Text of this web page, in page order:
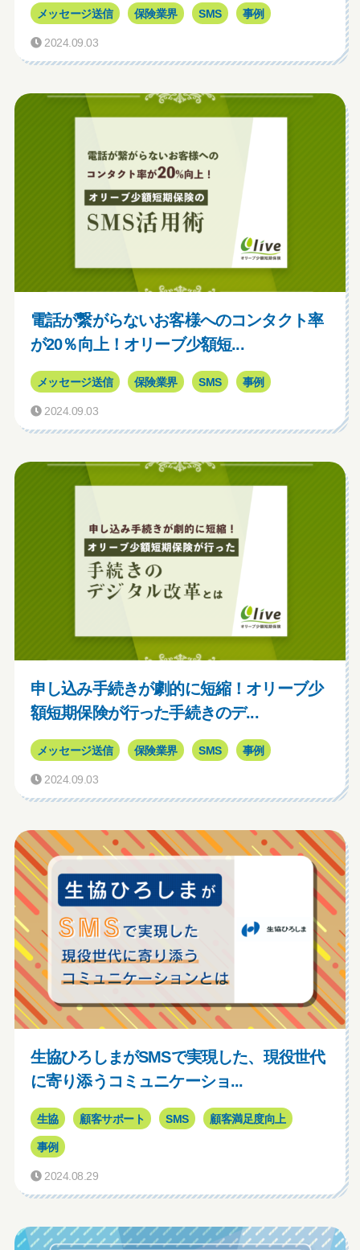
メッセージ送信 保険業界 SMS 事例
2024.09.03
電話が繋がらないお客様へのコンタクト率
が20％向上！オリーブ少額短...
メッセージ送信 保険業界 SMS 事例
2024.09.03
申し込み手続きが劇的に短縮！オリーブ少
額短期保険が行った手続きのデ...
メッセージ送信 保険業界 SMS 事例
2024.09.03
生協ひろしまがSMSで実現した、現役世代
に寄り添うコミュニケーショ...
生協 顧客サポート SMS 顧客満足度向上
事例
2024.08.29